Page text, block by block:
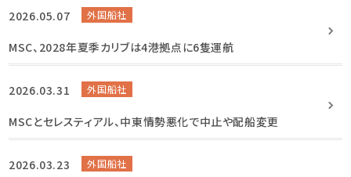
2026.05.07 外国船社
MSC、2028年夏季カリブは4港拠点に6隻運航
2026.03.31 外国船社
MSCとセレスティアル、中東情勢悪化で中止や配船変更
2026.03.23 外国船社